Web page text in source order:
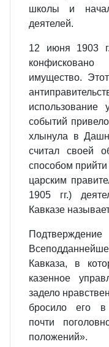
школы и
деятелей.
12 июня 1903
имущество.
использование
событий
хлынула в
считал своей
способом
царским
1905 гг.)
Кавказе
Кавказа, в
казенное
задело
бросило его в
почти
положений».